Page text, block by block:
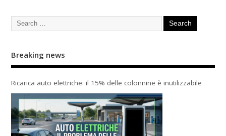
Breaking news
Ricarica auto elettriche: il 15% delle colonnine è inutilizzabile